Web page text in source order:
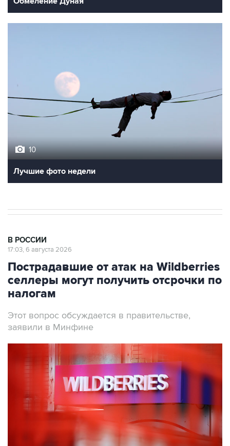
Лучшие фото недели
Пострадавшие от атак на Wildberries
селлеры могут получить отсрочки по
налогам
Этот вопрос обсуждается в правительстве,